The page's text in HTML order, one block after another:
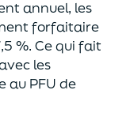
annuel, les
forfaitaire
%. Ce qui fait
les
au PFU de